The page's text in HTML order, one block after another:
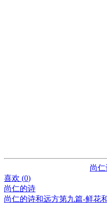
尚仁
喜欢 (0)
尚仁的诗
尚仁的诗和远方第九篇-鲜花